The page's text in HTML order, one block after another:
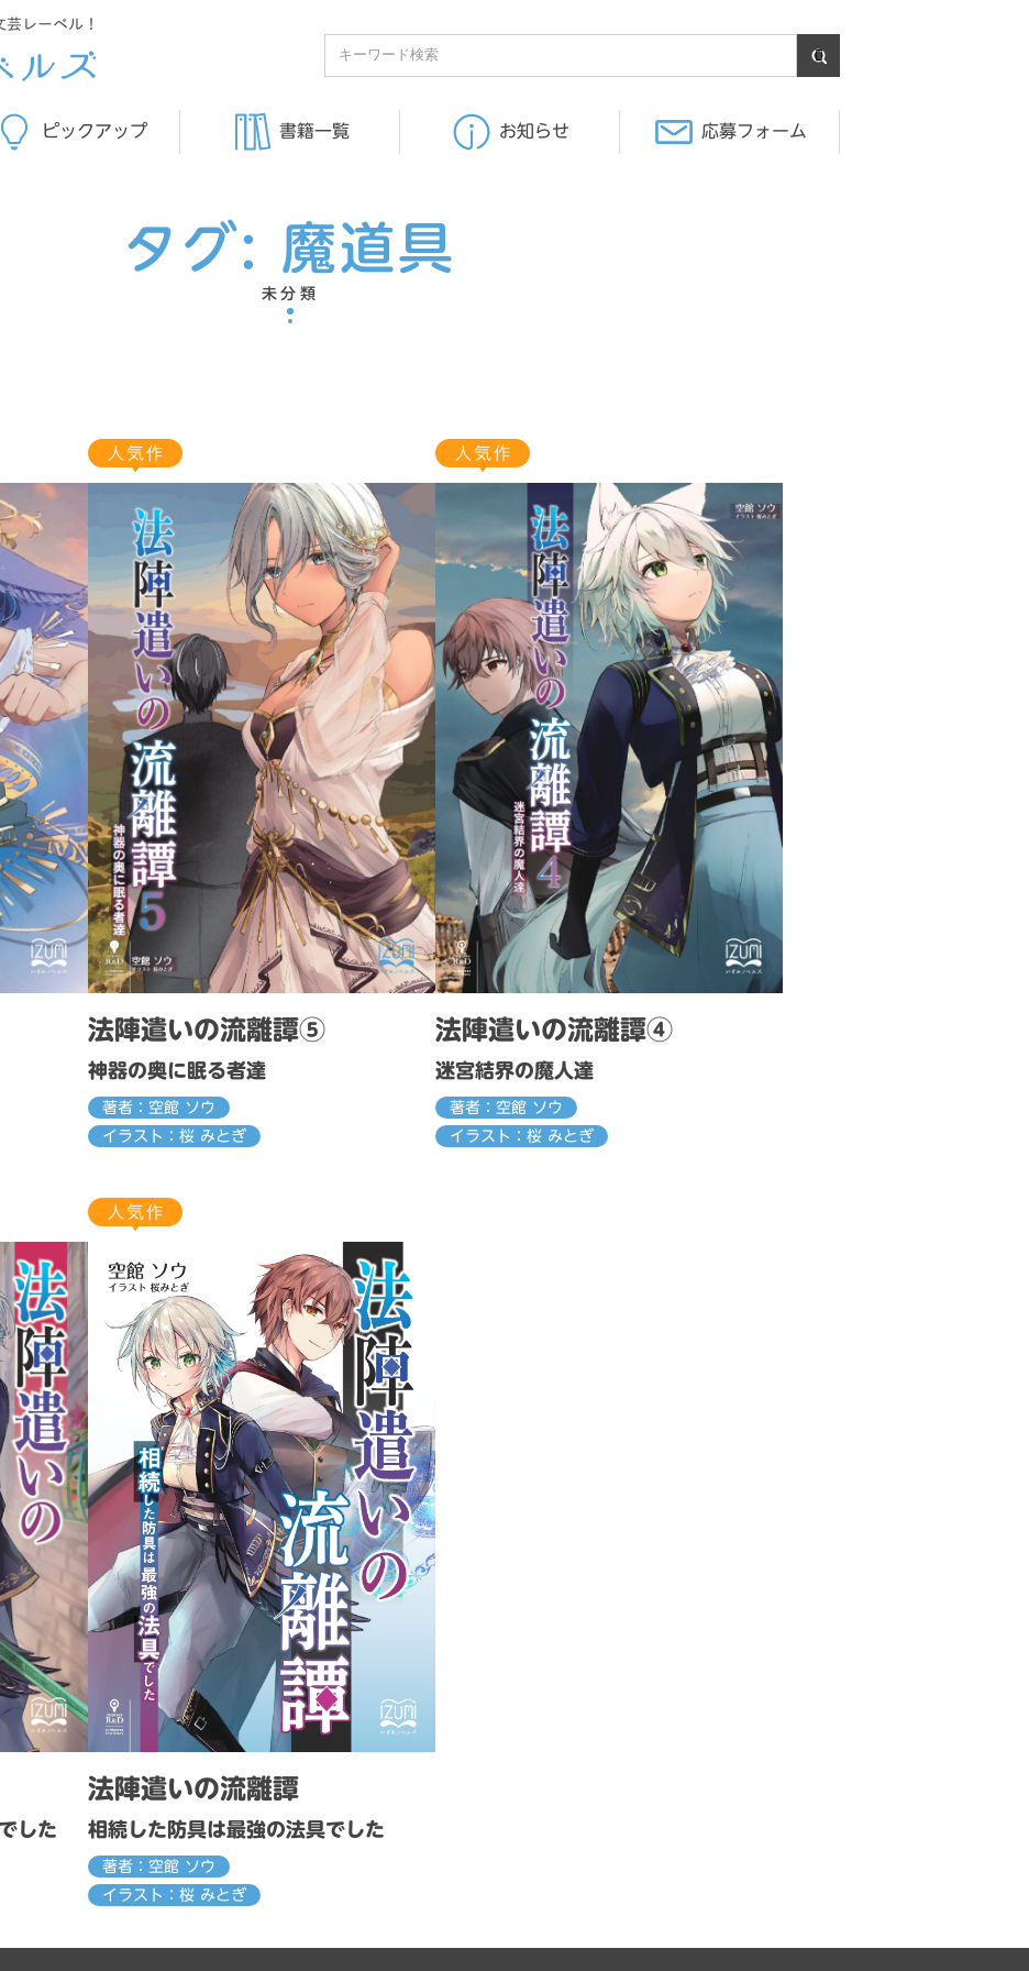
レーベル！
ピックアップ 書籍一覧 お知らせ 応募フォーム
タグ: 魔道具
未分類
法陣遣いの流離譚⑤
神器の奥に眠る者達
著者：空館 ソウ
イラスト：桜 みとぎ
法陣遣いの流離譚④
迷宮結界の魔人達
著者：空館 ソウ
イラスト：桜 みとぎ
した
法陣遣いの流離譚
相続した防具は最強の法具でした
著者：空館 ソウ
イラスト：桜 みとぎ